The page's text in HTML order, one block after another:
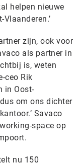
helpen nieuwe
zijn, ook voor
als partner in
is, weten
ceo Rik
in Oost-
om ons dichter
Savaco
space op
nu 150